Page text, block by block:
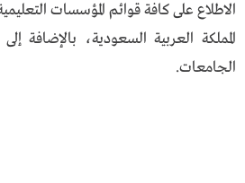
الاطلاع على كافة قوائم المؤسسات
المملكة العربية السعودية، بالإضافة
الجامعات.